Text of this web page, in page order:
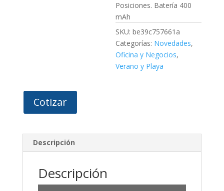
Posiciones. Batería 400
mAh
SKU:be39c757661a
Categorías: Novedades,
Oficina y Negocios,
Verano y Playa
Cotizar
Descripción
Descripción